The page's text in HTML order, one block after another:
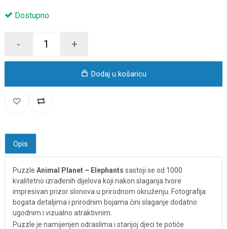
Dostupno
- +
Dodaj u košaricu
Opis
Puzzle Animal Planet – Elephants sastoji se od 1000
kvalitetno izrađenih dijelova koji nakon slaganja tvore
impresivan prizor slonova u prirodnom okruženju. Fotografija
bogata detaljima i prirodnim bojama čini slaganje dodatno
ugodnim i vizualno atraktivnim.
Puzzle je namijenjen odraslima i starijoj djeci te potiče